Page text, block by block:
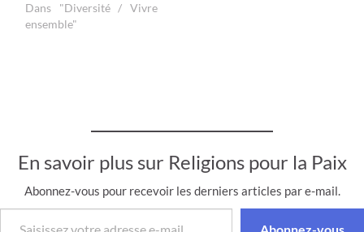
Dans "Diversité / Vivre
ensemble"
En savoir plus sur Religions pour la Paix
Abonnez-vous pour recevoir les derniers articles par e-mail.
Saisissez votre adresse e-mail…